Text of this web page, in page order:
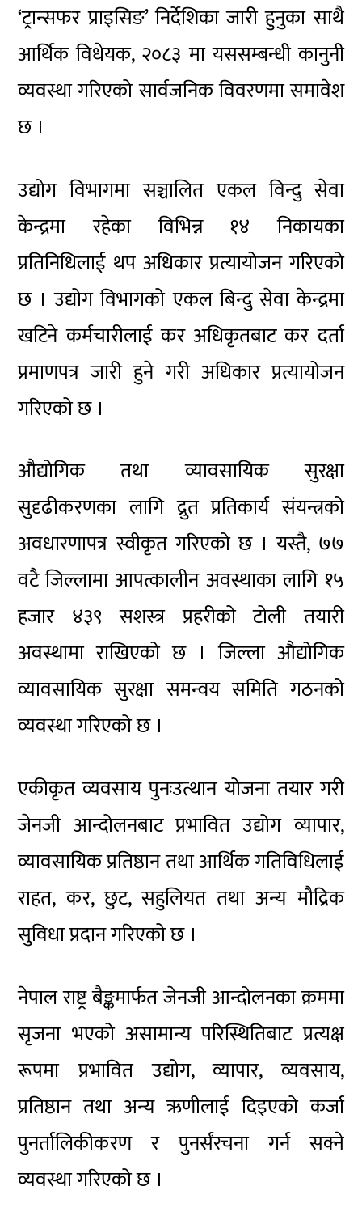
‘ट्रान्सफर प्राइसिङ’ निर्देशिका जारी हुनुका साथै
आर्थिक विधेयक, २०८३ मा यससम्बन्धी कानुनी
व्यवस्था गरिएको सार्वजनिक विवरणमा समावेश
छ ।
उद्योग विभागमा सञ्चालित एकल विन्दु सेवा
केन्द्रमा रहेका विभिन्न १४ निकायका
प्रतिनिधिलाई थप अधिकार प्रत्यायोजन गरिएको
छ । उद्योग विभागको एकल बिन्दु सेवा केन्द्रमा
खटिने कर्मचारीलाई कर अधिकृतबाट कर दर्ता
प्रमाणपत्र जारी हुने गरी अधिकार प्रत्यायोजन
गरिएको छ ।
औद्योगिक तथा व्यावसायिक सुरक्षा
सुदृढीकरणका लागि द्रुत प्रतिकार्य संयन्त्रको
अवधारणापत्र स्वीकृत गरिएको छ । यस्तै, ७७
वटै जिल्लामा आपत्कालीन अवस्थाका लागि १५
हजार ४३९ सशस्त्र प्रहरीको टोली तयारी
अवस्थामा राखिएको छ । जिल्ला औद्योगिक
व्यावसायिक सुरक्षा समन्वय समिति गठनको
व्यवस्था गरिएको छ ।
एकीकृत व्यवसाय पुनःउत्थान योजना तयार गरी
जेनजी आन्दोलनबाट प्रभावित उद्योग व्यापार,
व्यावसायिक प्रतिष्ठान तथा आर्थिक गतिविधिलाई
राहत, कर, छुट, सहुलियत तथा अन्य मौद्रिक
सुविधा प्रदान गरिएको छ ।
नेपाल राष्ट्र बैङ्कमार्फत जेनजी आन्दोलनका क्रममा
सृजना भएको असामान्य परिस्थितिबाट प्रत्यक्ष
रूपमा प्रभावित उद्योग, व्यापार, व्यवसाय,
प्रतिष्ठान तथा अन्य ऋणीलाई दिइएको कर्जा
पुनर्तालिकीकरण र पुनर्संरचना गर्न सक्ने
व्यवस्था गरिएको छ ।